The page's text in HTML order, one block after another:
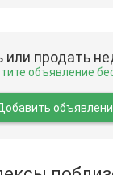
или продать
объявление